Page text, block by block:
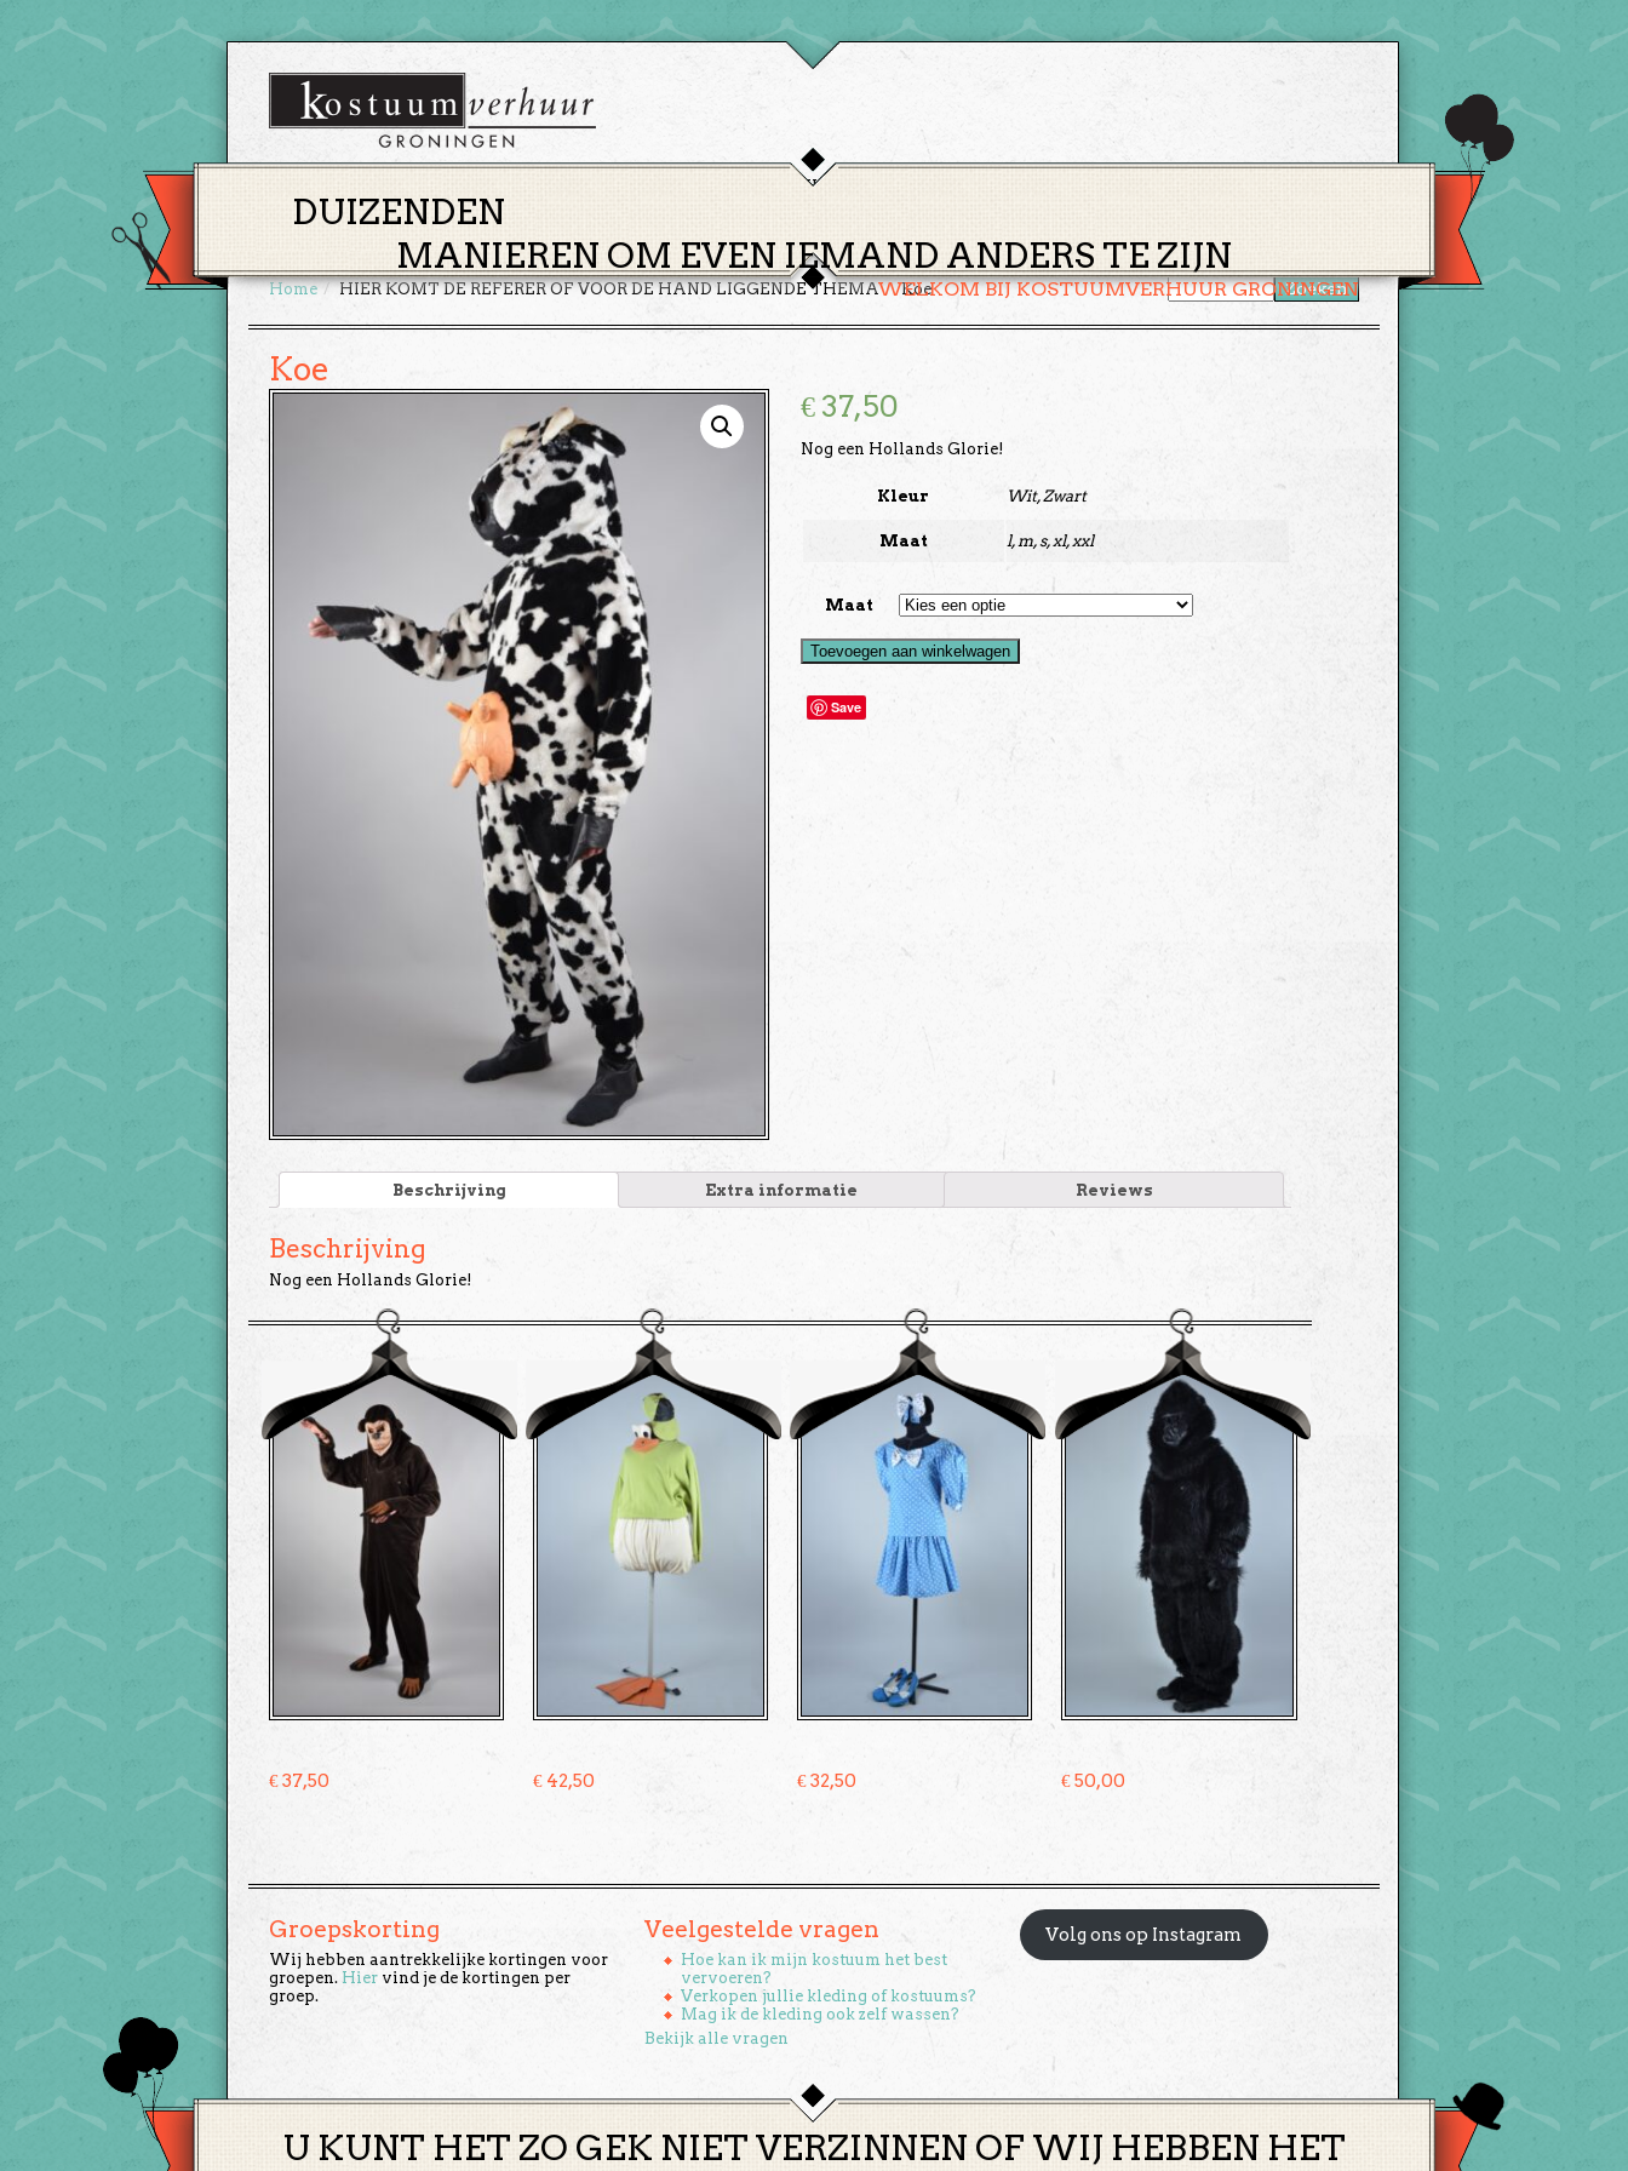
HUREN
DUIZENDEN
MANIEREN OM EVEN IEMAND ANDERS TE ZIJN
WELKOM BIJ KOSTUUMVERHUUR GRONINGEN
Home HIER KOMT DE REFERER OF VOOR DE HAND LIGGENDE THEMA Koe
Koe
€37,50
Nog een Hollands Glorie!
Kleur Wit, Zwart
Maat l, m, s, xl, xxl
Maat
Toevoegen aan winkelwagen
Save
Beschrijving Extra informatie Reviews
Beschrijving
Nog een Hollands Glorie!
€37,50 € 42,50 €32,50 €50,00
Groepskorting
Wij hebben aantrekkelijke kortingen voor
groepen. Hier vind je de kortingen per
groep.
Veelgestelde vragen
Hoe kan ik mijn kostuum het best
vervoeren?
Verkopen jullie kleding of kostuums?
Mag ik de kleding ook zelf wassen?
Bekijk alle vragen
Volg ons op Instagram
U KUNT HET ZO GEK NIET VERZINNEN OF WIJ HEBBEN HET